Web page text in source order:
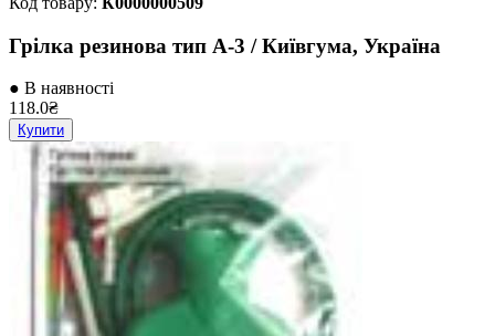
Грілка резинова тип А-3 / Київгума, Україна
● В наявності
118.0₴
Купити